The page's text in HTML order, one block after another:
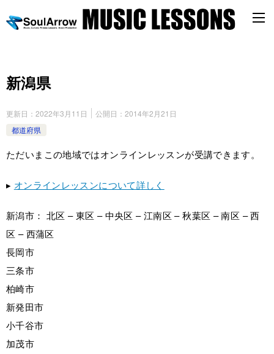
新潟県
更新日： 2022年3月11日 公開日： 2014年2月21日
都道府県
ただいまこの地域ではオンラインレッスンが受講できます。
▸ オンラインレッスンについて詳しく
新潟市： 北区 – 東区 – 中央区 – 江南区 – 秋葉区 – 南区 – 西
区 – 西蒲区
長岡市
三条市
柏崎市
新発田市
小千谷市
加茂市